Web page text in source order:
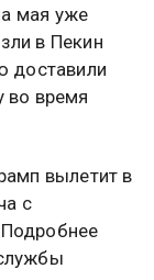
мая уже
в Пекин
доставили
во время
вылетит в
с